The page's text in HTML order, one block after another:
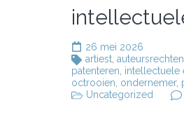
26 mei 2026
artiest auteursrechten
patenteren intellectuele
octrooien ondernemer,
Uncategorized